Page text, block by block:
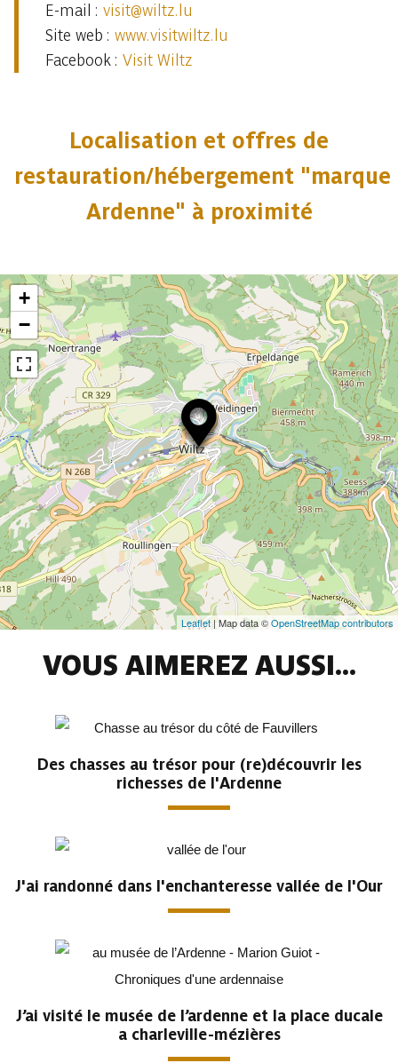
E-mail : visit@wiltz.lu
Site web : www.visitwiltz.lu
Facebook : Visit Wiltz
Localisation et offres de
restauration/hébergement "marque
Ardenne" à proximité
+
−
Leaflet | Map data ©OpenStreetMap contributors
VOUS AIMEREZ AUSSI...
Des chasses au trésor pour (re)découvrir les
richesses de l'Ardenne
J'ai randonné dans l'enchanteresse vallée de l'Our
J’ai visité le musée de l’ardenne et la place ducale
a charleville-mézières